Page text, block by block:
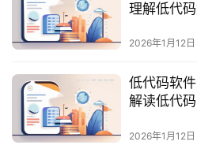
理解低代
2026年1月12日
低代码软
解读低代
2026年1月12日